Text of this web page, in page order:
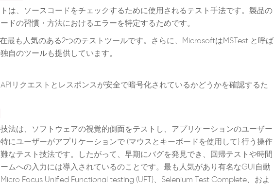
は、ソースコードをチェックするために使用されるテスト手法です。製品の
ドの習慣・方法におけるエラーを特定するためです。
最も人気のある2つのテストツールです。さらに、MicrosoftはMSTest と呼ば
自のツールも提供しています。
リクエストとレスポンスが安全で暗号化されているかどうかを確認するた
法は、ソフトウェアの視覚的側面をテストし、アプリケーションのユーザー
にユーザーがアプリケーションで (マウスとキーボードを使用して) 行う操作
なテスト技法です。したがって、早期にバグを発見でき、回帰テストや時間
ムへの入力には導入されているのことです。最も人気があり有名なGUI自動
Focus Unified Functional testing (UFT)、Selenium Test Complete、およ